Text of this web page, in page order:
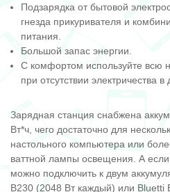
Подзарядка от бытовой
гнезда прикуривателя и
питания.
Большой запас энергии.
С комфортом используйте всю
при отсутствии электричества в
Зарядная станция снабжена
Вт*ч, чего достаточно для
настольного компьютера или
ваттной лампы освещения. А если
можно подключить к двум
B230 (2048 Вт каждый) или Bluetti